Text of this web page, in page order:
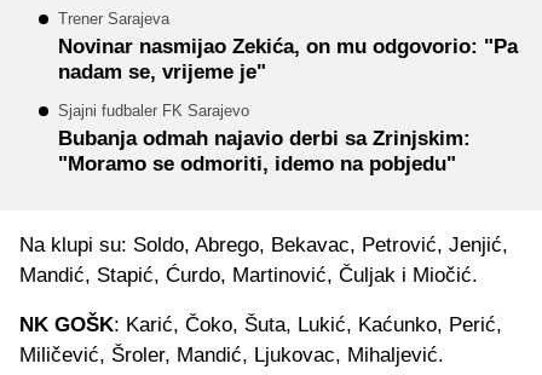
Trener Sarajeva
Novinar nasmijao Zekića, on mu odgovorio: "Pa
nadam se, vrijeme je"
Sjajni fudbaler FK Sarajevo
Bubanja odmah najavio derbi sa Zrinjskim:
"Moramo se odmoriti, idemo na pobjedu"
Na klupi su: Soldo, Abrego, Bekavac, Petrović, Jenjić,
Mandić, Stapić, Ćurdo, Martinović, Čuljak i Miočić.
NK GOŠK: Karić, Čoko, Šuta, Lukić, Kaćunko, Perić,
Miličević, Šroler, Mandić, Ljukovac, Mihaljević.